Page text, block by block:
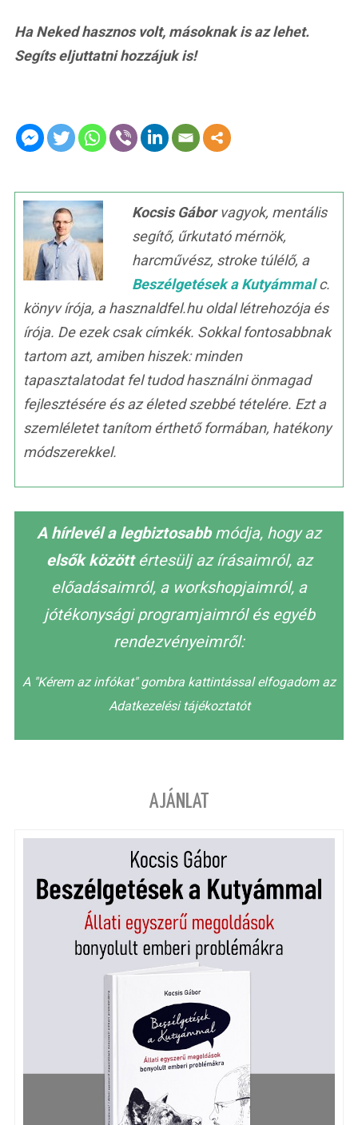
Ha Neked hasznos volt, másoknak is az lehet.
Segíts eljuttatni hozzájuk is!
Kocsis Gáborvagyok, mentális
segítő, űrkutató mérnök,
harcművész, stroke túlélő, a
Beszélgetések a Kutyámmalc.
könyv írója, a hasznaldfel.hu oldal létrehozója és
írója. De ezek csak címkék. Sokkal fontosabbnak
tartom azt, amiben hiszek: minden
tapasztalatodat fel tudod használni önmagad
fejlesztésére és az életed szebbé tételére. Ezt a
szemléletet tanítom érthető formában, hatékony
módszerekkel.
A hírlevél a legbiztosabbmódja, hogy az
elsők közöttértesülj az írásaimról, az
előadásaimról, a workshopjaimról, a
jótékonysági programjaimról és egyéb
rendezvényeimről:
A "Kérem az infókat" gombra kattintással elfogadom az
Adatkezelési tájékoztatót
AJÁNLAT